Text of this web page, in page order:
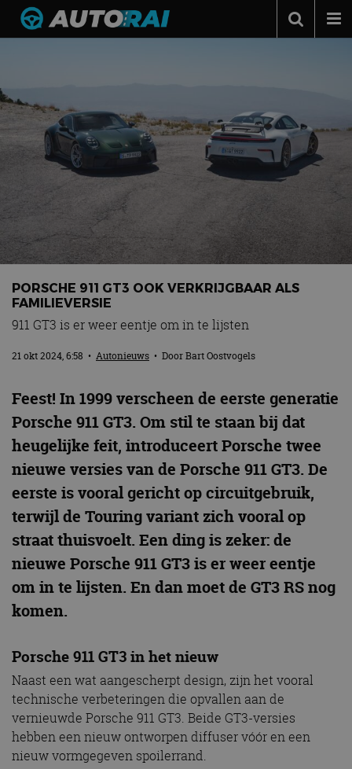
Autotests
Automerken
Adverteren
Contact
MotorRAI.nl
PORSCHE 911 GT3 OOK VERKRIJGBAAR ALS
FAMILIEVERSIE
911 GT3 is er weer eentje om in te lijsten
21 okt 2024, 6:58 • Autonieuws • DoorBart Oostvogels
Feest! In 1999 verscheen de eerste generatie
Porsche 911 GT3. Om stil te staan bij dat
heugelijke feit, introduceert Porsche twee
nieuwe versies van de Porsche 911 GT3. De
eerste is vooral gericht op circuitgebruik,
terwijl de Touring variant zich vooral op
straat thuisvoelt. Een ding is zeker: de
nieuwe Porsche 911 GT3 is er weer eentje
om in te lijsten. En dan moet de GT3 RS nog
komen.
Porsche 911 GT3 in het nieuw
Naast een wat aangescherpt design, zijn het vooral
technische verbeteringen die opvallen aan de
vernieuwde Porsche 911 GT3. Beide GT3-versies
hebben een nieuw ontworpen diffuser vóór en een
nieuw vormgegeven spoilerrand.